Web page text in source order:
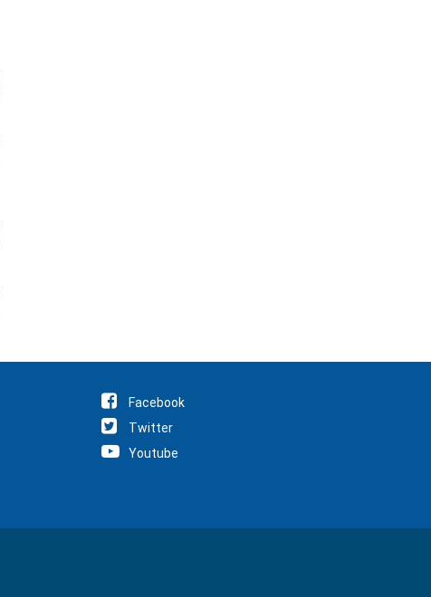
Facebook
Twitter
Youtube